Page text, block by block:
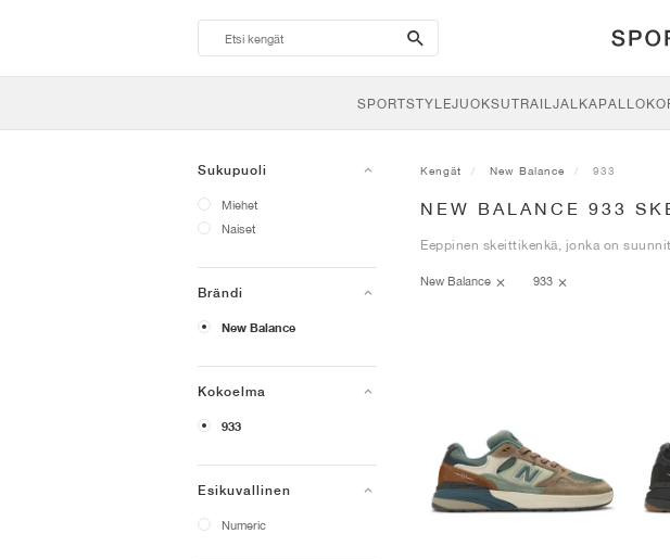
search-
btn
SPORTSTYLEJUOKSUTRAILJALKAPALLO
Sukupuoli
Miehet
Naiset
Brändi
New Balance
Kokoelma
933
Esikuvallinen
Numeric
Kengät New Balance 933
NEW BALANCE 933
Eeppinen skeittikenkä, jonka on
New Balance 933